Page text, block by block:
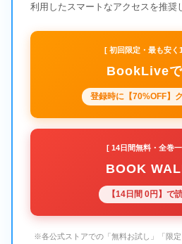
利用したスマートなアクセスを推奨
[ 初回限定・最も安く
BookLive
登録時に【70%OFF】
[ 14日間無料・全巻
BOOK
【14日間 0円】で
※各公式ストアでの「無料お試し」「限